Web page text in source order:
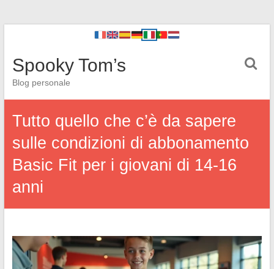
Spooky Tom’s
Blog personale
Tutto quello che c’è da sapere
sulle condizioni di abbonamento
Basic Fit per i giovani di 14-16
anni